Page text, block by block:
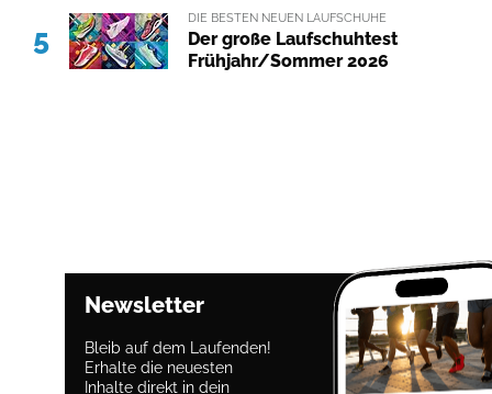
5
DIE BESTEN NEUEN LAUFSCHUHE
Der große Laufschuhtest
Frühjahr/Sommer 2026
Newsletter
Bleib auf dem Laufenden!
Erhalte die neuesten
Inhalte direkt in dein